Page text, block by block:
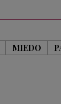
MIEDO